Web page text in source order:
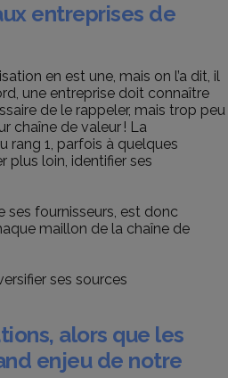
entreprises de
en est une, mais on l’a dit, il
une entreprise doit connaître
de le rappeler, mais trop peu
chaîne de valeur ! La
rang 1, parfois à quelques
plus loin, identifier ses
ses fournisseurs, est donc
maillon de la chaîne de
ses sources
alors que les
enjeu de notre